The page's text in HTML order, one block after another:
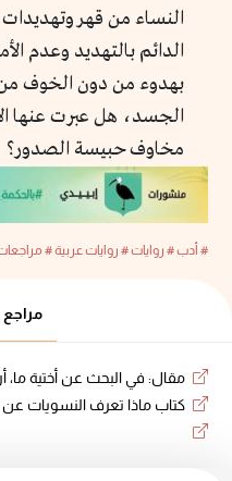
النساء من قهر
الدائم بالتهديد وعدم
بهدوء من دون الخوف
الجسد، هل عبرت عنها
مخاوف حبيسة الصدور؟
# أدب# روايات# روايات عربية#
مراجع
مقال: في البحث عن أختية ما،
كتاب ماذا تعرف النسويات عن